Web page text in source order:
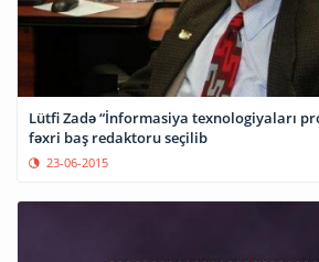
Lütfi Zadə “İnformasiya texnologiyaları
fəxri baş redaktoru seçilib
23-06-2015